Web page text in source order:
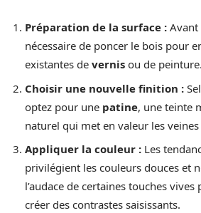
Préparation de la surface : Avant
nécessaire de poncer le bois pour
existantes de vernis ou de peinture.
Choisir une nouvelle finition :
optez pour une patine, une teinte
naturel qui met en valeur les
Appliquer la couleur : Les
privilégient les couleurs douces et
l’audace de certaines touches
créer des contrastes saisissants.